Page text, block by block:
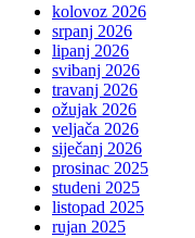
kolovoz 2026
srpanj 2026
lipanj 2026
svibanj 2026
travanj 2026
ožujak 2026
veljača 2026
siječanj 2026
prosinac 2025
studeni 2025
listopad 2025
rujan 2025